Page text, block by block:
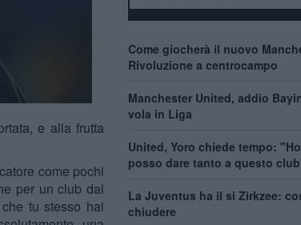
e alla frutta
come pochi
per un club dal
tu stesso hai
Come giocherà il nuovo
Rivoluzione a centrocampo
Manchester United, addio
vola in Liga
United, Yoro chiede tempo:
posso dare tanto a questo
La Juventus ha il si Zirkzee:
chiudere